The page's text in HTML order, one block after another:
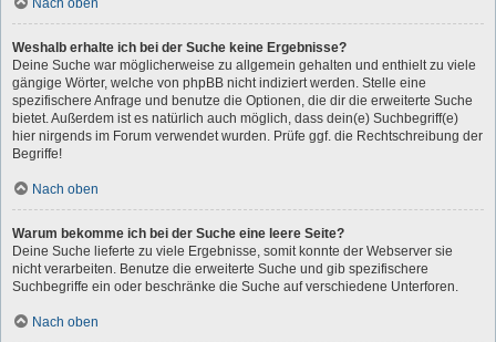
Nach oben
Weshalb erhalte ich bei der Suche keine Ergebnisse?
Deine Suche war möglicherweise zu allgemein gehalten und enthielt zu viele
gängige Wörter, welche von phpBB nicht indiziert werden. Stelle eine
spezifischere Anfrage und benutze die Optionen, die dir die erweiterte Suche
bietet. Außerdem ist es natürlich auch möglich, dass dein(e) Suchbegriff(e)
hier nirgends im Forum verwendet wurden. Prüfe ggf. die Rechtschreibung der
Begriffe!
Nach oben
Warum bekomme ich bei der Suche eine leere Seite?
Deine Suche lieferte zu viele Ergebnisse, somit konnte der Webserver sie
nicht verarbeiten. Benutze die erweiterte Suche und gib spezifischere
Suchbegriffe ein oder beschränke die Suche auf verschiedene Unterforen.
Nach oben